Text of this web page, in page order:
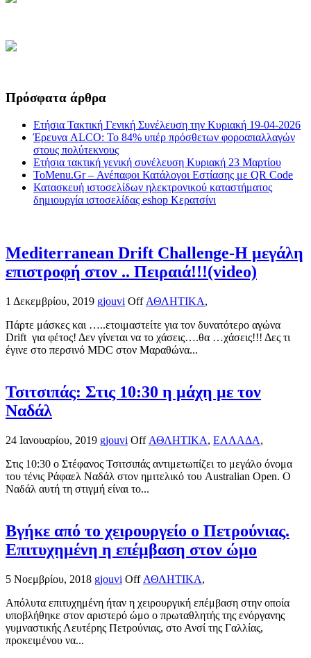
Πρόσφατα άρθρα
Ετήσια Τακτική Γενική Συνέλευση την Κυριακή 19-04-2026
Έρευνα ALCO: Το 84% υπέρ πρόσθετων φοροαπαλλαγών
στους πολύτεκνους
Ετήσια τακτική γενική συνέλευση Κυριακή 23 Μαρτίου
ToMenu.Gr – Ανέπαφοι Κατάλογοι Εστίασης με QR Code
Κατασκευή ιστοσελίδων ηλεκτρονικού καταστήματος
δημιουργία ιστοσελίδας eshop Κερατσίνι
Mediterranean Drift Challenge-Η μεγάλη
επιστροφή στον .. Πειραιά!!!(video)
1 Δεκεμβρίου, 2019 gjouvi Off ΑΘΛΗΤΙΚΑ,
Πάρτε μάσκες και …..ετοιμαστείτε για τον δυνατότερο αγώνα
Drift για φέτος! Δεν γίνεται να το χάσεις….θα …χάσεις!!! Δες τι
έγινε στο περσινό MDC στον Μαραθώνα...
Τσιτσιπάς: Στις 10:30 η μάχη με τον
Ναδάλ
24 Ιανουαρίου, 2019 gjouvi Off ΑΘΛΗΤΙΚΑ, ΕΛΛΑΔΑ,
Στις 10:30 ο Στέφανος Τσιτσιπάς αντιμετωπίζει το μεγάλο όνομα
του τένις Ράφαελ Ναδάλ στον ημιτελικό του Australian Open. Ο
Ναδάλ αυτή τη στιγμή είναι το...
Βγήκε από το χειρουργείο ο Πετρούνιας.
Επιτυχημένη η επέμβαση στον ώμο
5 Νοεμβρίου, 2018 gjouvi Off ΑΘΛΗΤΙΚΑ,
Απόλυτα επιτυχημένη ήταν η χειρουργική επέμβαση στην οποία
υποβλήθηκε στον αριστερό ώμο ο πρωταθλητής της ενόργανης
γυμναστικής Λευτέρης Πετρούνιας, στο Ανσί της Γαλλίας,
προκειμένου να...